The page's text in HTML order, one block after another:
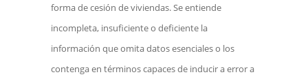
forma de cesión de viviendas. Se entiende
incompleta, insuficiente o deficiente la
información que omita datos esenciales o los
contenga en términos capaces de inducir a error a